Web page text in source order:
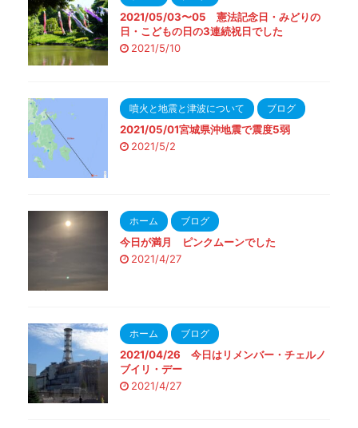
2021/05/03〜05 憲法記念日・みどりの
日・こどもの日の3連続祝日でした
2021/5/10
噴火と地震と津波について ブログ
2021/05/01宮城県沖地震で震度5弱
2021/5/2
ホーム ブログ
今日が満月 ピンクムーンでした
2021/4/27
ホーム ブログ
2021/04/26 今日はリメンバー・チェルノ
ブイリ・デー
2021/4/27